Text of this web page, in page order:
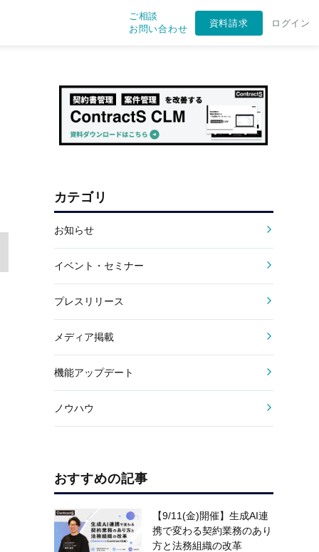
ご相談
お問い合わせ
資料請求 ログイン
カテゴリ
お知らせ
イベント・セミナー
プレスリリース
メディア掲載
機能アップデート
ノウハウ
おすすめの記事
【9/11(金)開催】生成AI連
携で変わる契約業務のあり
方と法務組織の改革